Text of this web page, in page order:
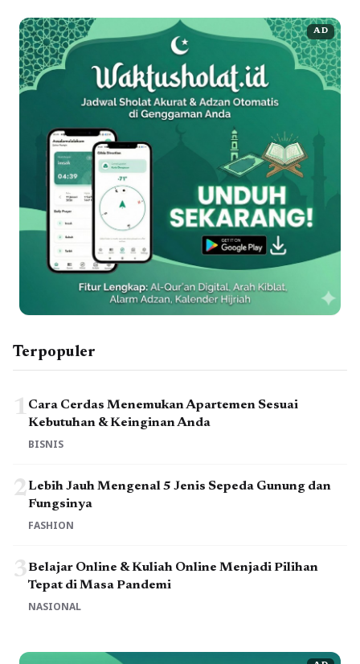
AD
Terpopuler
1 Cara Cerdas Menemukan Apartemen Sesuai
Kebutuhan & Keinginan Anda
BISNIS
2Lebih Jauh Mengenal 5 Jenis Sepeda Gunung dan
Fungsinya
FASHION
3Belajar Online & Kuliah Online Menjadi Pilihan
Tepat di Masa Pandemi
NASIONAL